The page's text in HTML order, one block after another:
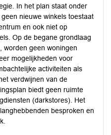
In het plan staat onder
nieuwe winkels toestaat
en ook niet op
Op de begane grondlaag
worden geen woningen
mogelijkheden voor
activiteiten als
verdwijnen van de
biedt geen ruimte
(darkstores). Het
besproken en